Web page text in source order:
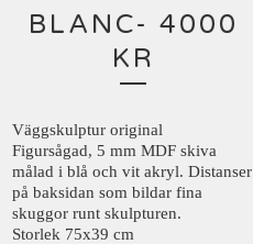
BLANC- 4000
KR
Väggskulptur original
Figursågad, 5 mm MDF skiva
målad i blå och vit akryl. Distanser
på baksidan som bildar fina
skuggor runt skulpturen.
Storlek 75x39 cm